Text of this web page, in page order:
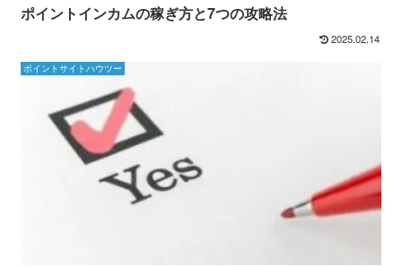
ポイントインカムの稼ぎ方と7つの攻略法
2025.02.14
ポイントサイトハウツー